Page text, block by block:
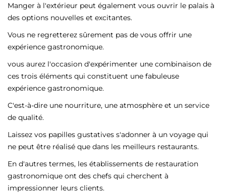
Manger à l'extérieur peut également vous ouvrir le palais à
des options nouvelles et excitantes.
Vous ne regretterez sûrement pas de vous offrir une
expérience gastronomique.
vous aurez l'occasion d'expérimenter une combinaison de
ces trois éléments qui constituent une fabuleuse
expérience gastronomique.
C'est-à-dire une nourriture, une atmosphère et un service
de qualité.
Laissez vos papilles gustatives s'adonner à un voyage qui
ne peut être réalisé que dans les meilleurs restaurants.
En d'autres termes, les établissements de restauration
gastronomique ont des chefs qui cherchent à
impressionner leurs clients.